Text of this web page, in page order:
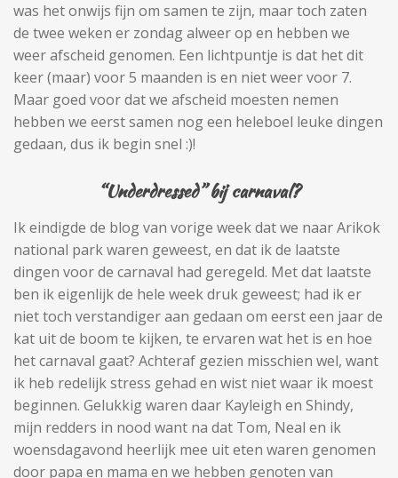
was het onwijs fijn om samen te zijn, maar toch zaten
de twee weken er zondag alweer op en hebben we
weer afscheid genomen. Een lichtpuntje is dat het dit
keer (maar) voor 5 maanden is en niet weer voor 7.
Maar goed voor dat we afscheid moesten nemen
hebben we eerst samen nog een heleboel leuke dingen
gedaan, dus ik begin snel :)!
“Underdressed” bij carnaval?
Ik eindigde de blog van vorige week dat we naar Arikok
national park waren geweest, en dat ik de laatste
dingen voor de carnaval had geregeld. Met dat laatste
ben ik eigenlijk de hele week druk geweest; had ik er
niet toch verstandiger aan gedaan om eerst een jaar de
kat uit de boom te kijken, te ervaren wat het is en hoe
het carnaval gaat? Achteraf gezien misschien wel, want
ik heb redelijk stress gehad en wist niet waar ik moest
beginnen. Gelukkig waren daar Kayleigh en Shindy,
mijn redders in nood want na dat Tom, Neal en ik
woensdagavond heerlijk mee uit eten waren genomen
door papa en mama en we hebben genoten van